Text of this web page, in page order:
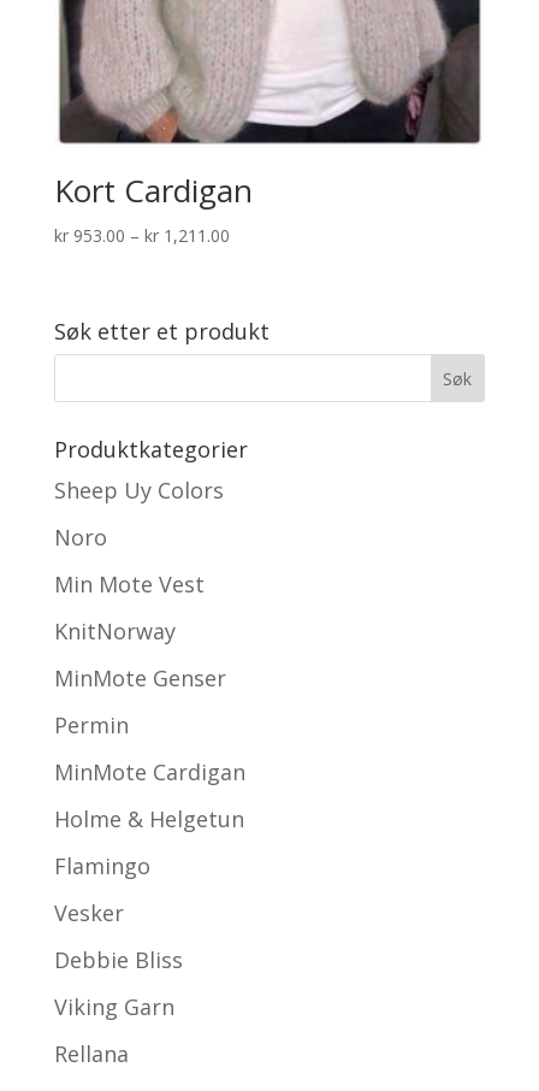
Kort Cardigan
kr953.00 – kr1,211.00Prisområde:
kr 1,211.00
Søk etter et produkt
Produktkategorier
Sheep Uy Colors
Noro
Min Mote Vest
KnitNorway
MinMote Genser
Permin
MinMote Cardigan
Holme & Helgetun
Flamingo
Vesker
Debbie Bliss
Viking Garn
Rellana